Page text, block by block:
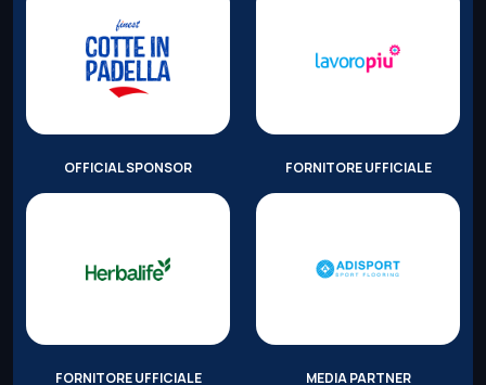
OFFICIAL SPONSOR FORNITORE UFFICIALE
FORNITORE UFFICIALE MEDIA PARTNER